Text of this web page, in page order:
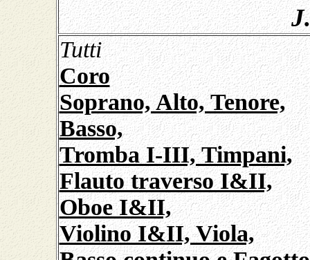
Tutti
Coro
Soprano, Alto, Tenore,
Basso,
Tromba I-III, Timpani,
Flauto traverso I&II,
Oboe I&II,
Violino I&II, Viola,